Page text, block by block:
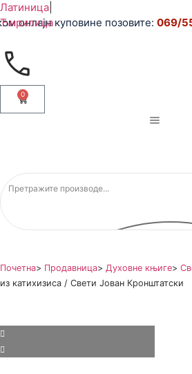
Латиница
Ћирилица
онлајн куповине позовите:069/
0
Почетна> Продавница> Духовне књиге>
из катихизиса / Свети Јован Кронштатски